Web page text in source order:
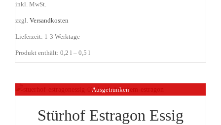
inkl. MwSt.
zzgl. Versandkosten
Lieferzeit: 1-3 Werktage
Produkt enthält: 0,2 l – 0,5 l
Ausgetrunken
Stürhof Estragon Essig